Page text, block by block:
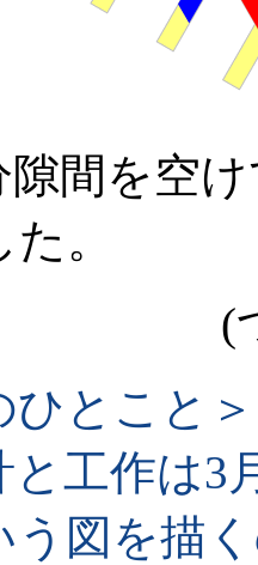
間を空
。
(
ひとこと＞
工作は3
う図を描